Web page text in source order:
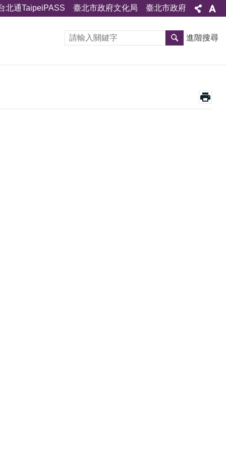
北通TaipeiPASS 臺北市政府文化局 臺北市政府
進階搜尋